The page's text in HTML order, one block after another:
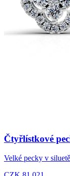
Čtyřlístkové
Velké pecky v